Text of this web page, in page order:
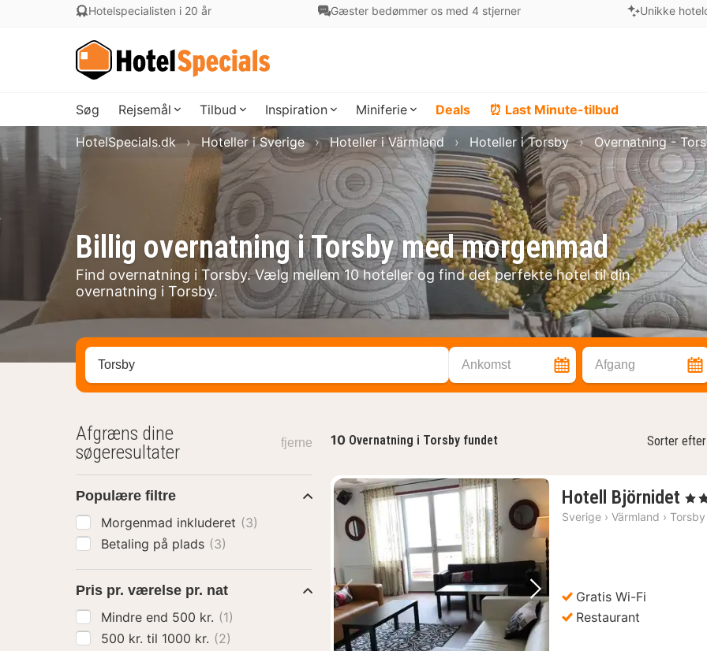
Hotelspecialisten i 20 år Gæster bedømmer os med 4 stjerner Unikke
Søg Rejsemål Tilbud Inspiration Miniferie Deals ⏰ Last Minute-tilbud
Billig overnatning i Torsby med morgenmad
Find overnatning i Torsby. Vælg mellem 10 hoteller og find det perfekte hotel til din
overnatning i Torsby.
HotelSpecials.dk Hoteller i Sverige Hoteller i Värmland Hoteller i Torsby Overnatning -
Søg efter destination ... Ankomst Afgang
10 Overnatning i Torsby fundet Sorter efter
Forrige billede Næste billede
Hotell Björnidet 1
nat
, 3
Sverige › Värmland › Torsby
Gratis Wi-Fi
Restaurant
Afgræns dine
søgeresultater
fjerne
Populære filtre
Morgenmad inkluderet (3)
Betaling på plads (3)
Pris pr. værelse pr. nat
Mindre end 500 kr. (1)
500 kr. til 1000 kr. (2)